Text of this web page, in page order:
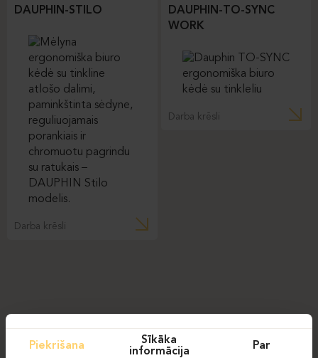
DAUPHIN-STILO
Darba krēsli
DAUPHIN-TO-SYNC
WORK
Darba krēsli
Piekrišana
Sīkāka
informācija
Par